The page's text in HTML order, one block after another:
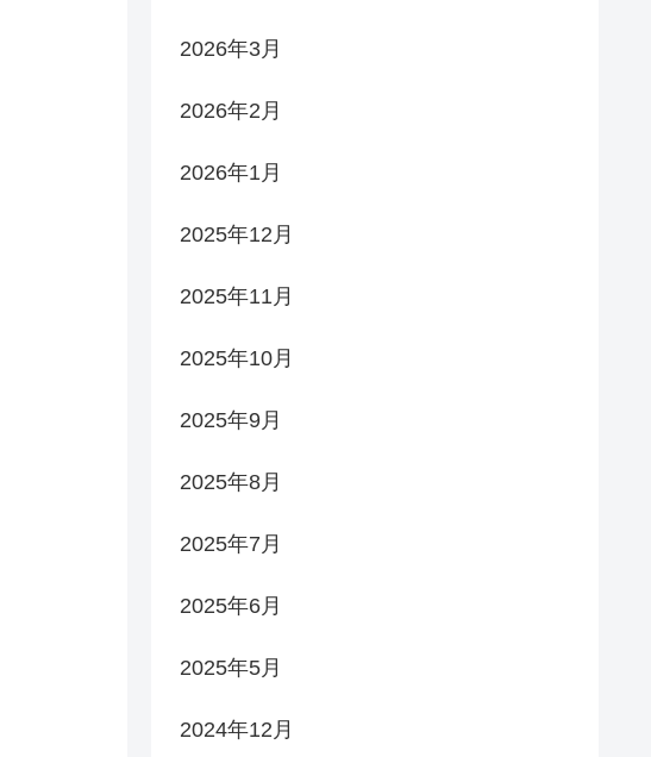
2026年3月
2026年2月
2026年1月
2025年12月
2025年11月
2025年10月
2025年9月
2025年8月
2025年7月
2025年6月
2025年5月
2024年12月